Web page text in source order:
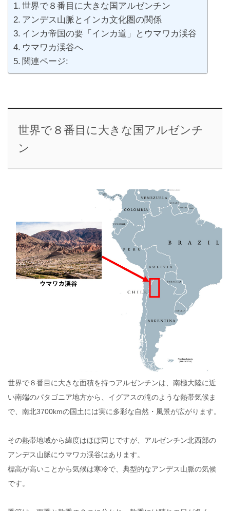
世界で８番目に大きな国アルゼンチン
アンデス山脈とインカ文化圏の関係
インカ帝国の要「インカ道」とウマワカ渓谷
ウマワカ渓谷へ
関連ページ:
世界で８番目に大きな国アルゼンチ
ン
世界で８番目に大きな面積を持つアルゼンチンは、南極大陸に近
い南端のパタゴニア地方から、イグアスの滝のような熱帯気候ま
で、南北3700kmの国土には実に多彩な自然・風景が広がります。
その熱帯地域から緯度はほぼ同じですが、アルゼンチン北西部の
アンデス山脈にウマワカ渓谷はあります。
標高が高いことから気候は寒冷で、典型的なアンデス山脈の気候
です。